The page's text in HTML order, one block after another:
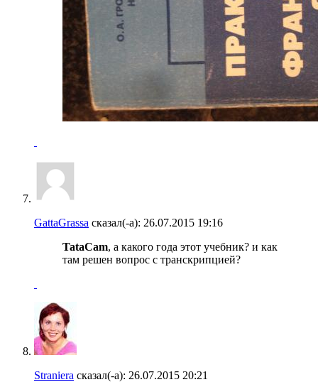
GattaGrassa сказал(-а): 26.07.2015 19:16
TataCam, а какого года этот учебник? и как
там решен вопрос с транскрипцией?
Straniera сказал(-а): 26.07.2015 20:21